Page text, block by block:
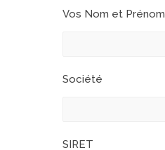
Vos Nom et Prénom
Société
SIRET